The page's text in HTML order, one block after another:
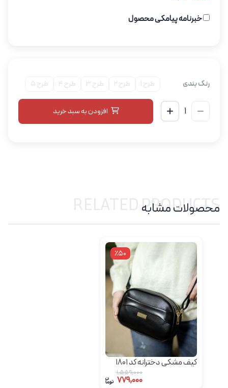
خبرنامه پیامکی محصول
رنگ بندی طرح 1 طرح 2 طرح 3 طرح 4 طرح 5
افزودن به سبد خرید
محصولات مشابه
RELATED PRODUCTS
٪50
کیف مشکی دخترانه کد 1801
1,559,000
779,000